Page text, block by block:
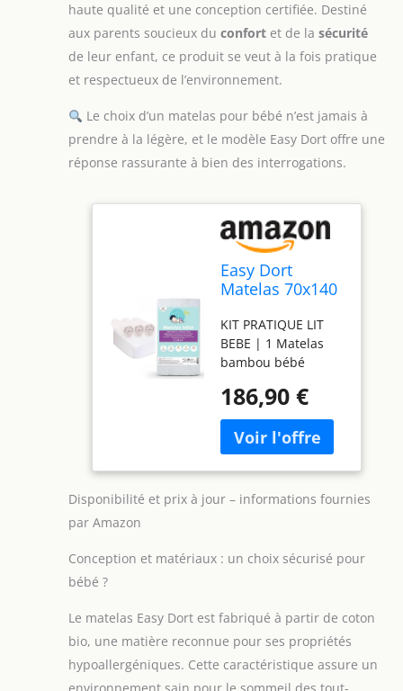
haute qualité et une conception certifiée. Destiné
aux parents soucieux du confort et de la sécurité
de leur enfant, ce produit se veut à la fois pratique
et respectueux de l’environnement.
Le choix d’un matelas pour bébé n’est jamais à
prendre à la légère, et le modèle Easy Dort offre une
réponse rassurante à bien des interrogations.
Easy Dort
Matelas 70x140
Enfant Berceau
Bébé + 3 Draps
Housse Coton
Bio + 2 Alèses
Coton Bio | Kit
Complet lit
bébé | Certifié
GOTS & Oeko-
Tex |
Fabrication
KIT PRATIQUE LIT
BEBE | 1 Matelas
bambou bébé
housse 70x140cm
Coton Bio + 2 Alèses
70x140cm Coton
bio. Pratique pour
équiper le lit du
bébé ou berceau et
70x140cm LIT
standard 70x140cm,
berceau bébé, et
avec d'autres
meubles différents :
186,90 €
Disponibilité et prix à jour – informations fournies
par Amazon
Conception et matériaux : un choix sécurisé pour
bébé ?
Le matelas Easy Dort est fabriqué à partir de coton
bio, une matière reconnue pour ses propriétés
hypoallergéniques. Cette caractéristique assure un